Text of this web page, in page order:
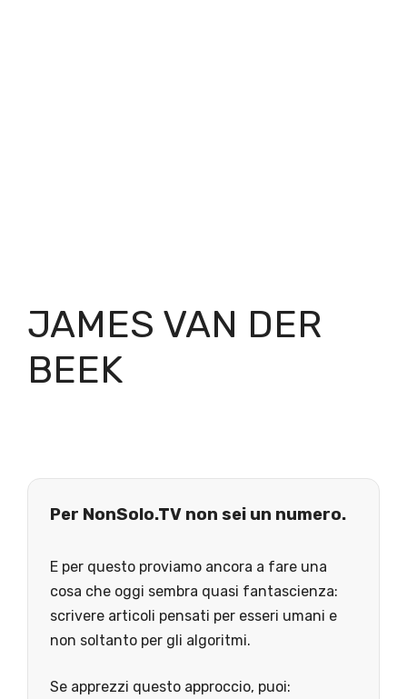
JAMES VAN DER
BEEK
Per NonSolo.TV non sei un numero.
E per questo proviamo ancora a fare una
cosa che oggi sembra quasi fantascienza:
scrivere articoli pensati per esseri umani e
non soltanto per gli algoritmi.
Se apprezzi questo approccio, puoi: